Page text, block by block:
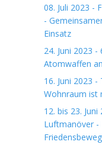
08. Juli 2023 -
-
Einsatz
24. Juni 2023
Atomwaffen
16. Juni 2023
Wohnraum ist
12. bis 23.
Luftmanöver -